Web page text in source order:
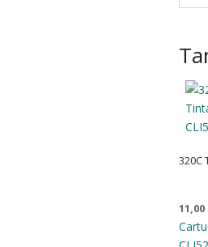
320C
11,00